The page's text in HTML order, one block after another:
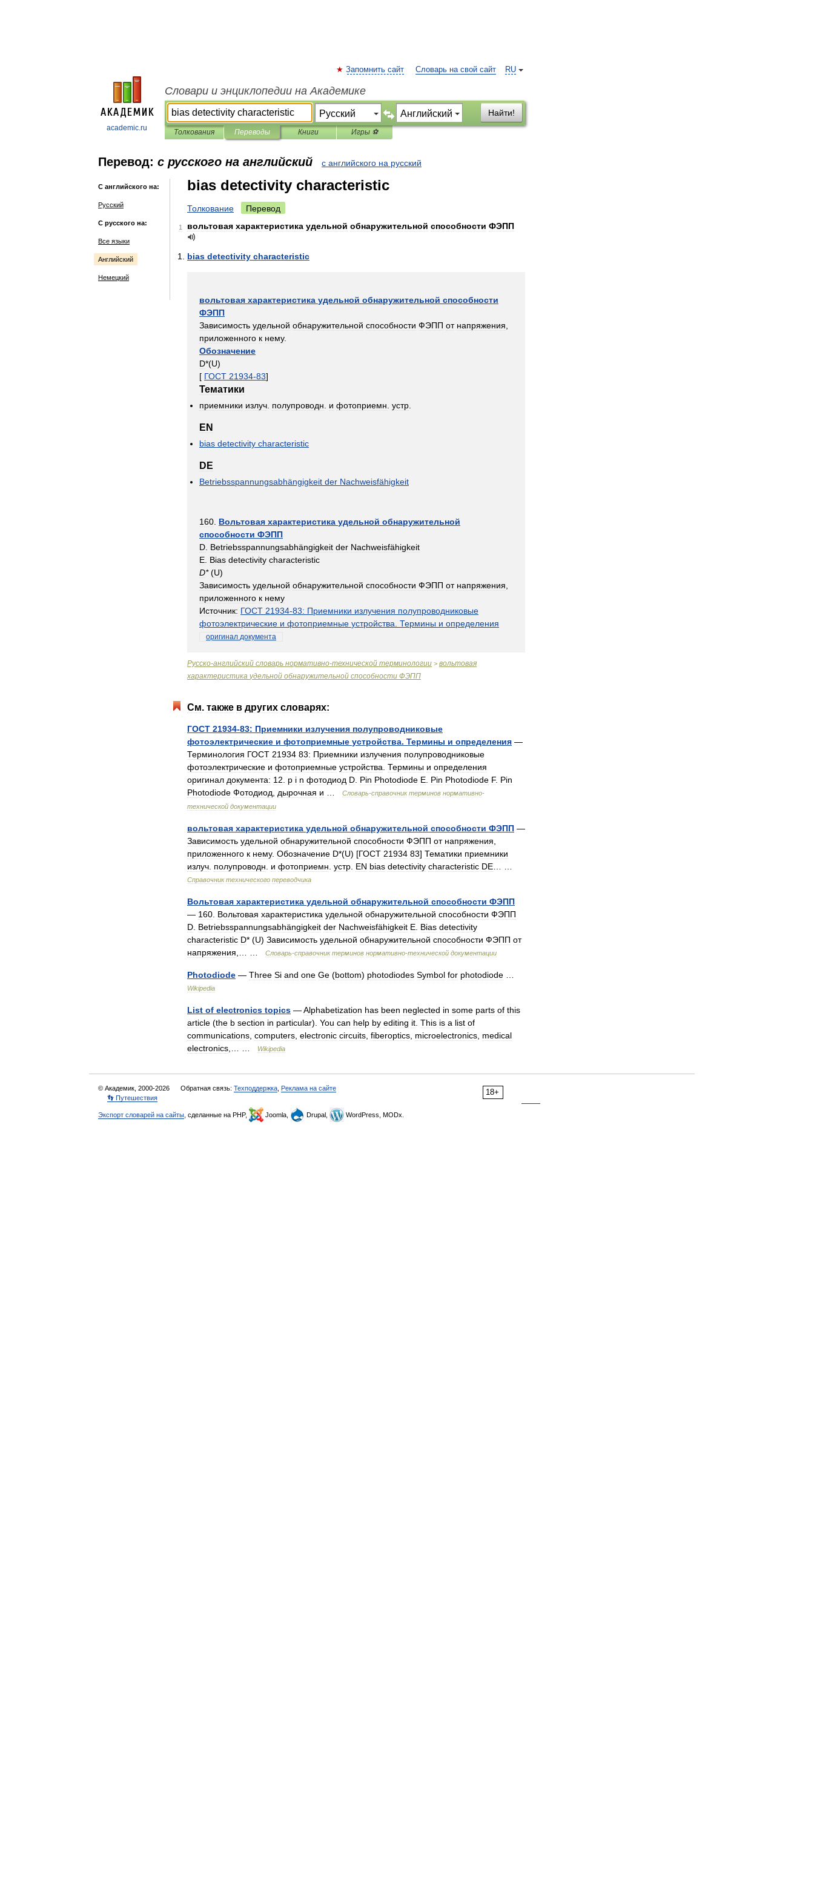
academic.ru
RU
Запомнить сайт Словарь на свой сайт
Словари и энциклопедии на Академике
Найти!
Толкования Переводы Книги Игры ⚽
Перевод: с русского на английский с английского на русский
С английского на:
Русский
С русского на:
Все языки
Английский
Немецкий
bias detectivity characteristic
Толкование Перевод
1 вольтовая характеристика удельной обнаружительной способности ФЭПП
bias detectivity characteristic
вольтовая характеристика удельной обнаружительной способности
ФЭПП
Зависимость удельной обнаружительной способности ФЭПП от напряжения
приложенного к нему.
Обозначение
D*(U)
[ ГОСТ 21934-83]
Тематики
приемники излуч полупроводн и фотоприемн устр
EN
bias detectivity characteristic
DE
Betriebsspannungsabhängigkeit der Nachweisfähigkeit
160 Вольтовая характеристика удельной обнаружительной
способности ФЭПП
D Betriebsspannungsabhängigkeit der Nachweisfähigkeit
E Bias detectivity characteristic
D*(U)
Зависимость удельной обнаружительной способности ФЭПП от напряжения
приложенного к нему
Источник: ГОСТ 21934-83: Приемники излучения полупроводниковые
фотоэлектрические и фотоприемные устройства Термины и определения
оригинал документа
Русско-английский словарь нормативно-технической терминологии > вольтовая
характеристика удельной обнаружительной способности ФЭПП
См. также в других словарях:
ГОСТ 21934-83: Приемники излучения полупроводниковые
фотоэлектрические и фотоприемные устройства. Термины и определения —
Терминология ГОСТ 21934 83: Приемники излучения полупроводниковые
фотоэлектрические и фотоприемные устройства Термины и определения
оригинал документа: 12 p i n фотодиод D Pin Photodiode E Pin Photodiode F. Pin
Photodiode Фотодиод дырочная и Словарь-справочник терминов нормативно-
технической документации
вольтовая характеристика удельной обнаружительной способности ФЭПП —
Зависимость удельной обнаружительной способности ФЭПП от напряжения
приложенного к нему. Обозначение D*(U) [ГОСТ 21934 83] Тематики приемники
излуч полупроводн и фотоприемн устр EN bias detectivity characteristic DE
Справочник технического переводчика
Вольтовая характеристика удельной обнаружительной способности ФЭПП
— 160 Вольтовая характеристика удельной обнаружительной способности ФЭПП
D Betriebsspannungsabhängigkeit der Nachweisfähigkeit E Bias detectivity
characteristic D* (U) Зависимость удельной обнаружительной способности ФЭПП от
напряжения
Словарь-справочник терминов нормативно-технической документации
Photodiode — Three Si and one Ge (bottom) photodiodes Symbol for photodiode
Wikipedia
List of electronics topics —Alphabetization has been neglected in some parts of this
article (the b section in particular). You can help by editing it This is a list of
communications computers electronic circuits fiberoptics microelectronics medical
electronics
Wikipedia
18+
© Академик, 2000-2026 Обратная связь: Техподдержка Реклама на сайте
👣 Путешествия
Экспорт словарей на сайты , сделанные на PHP, Joomla, Drupal, WordPress, MODx.